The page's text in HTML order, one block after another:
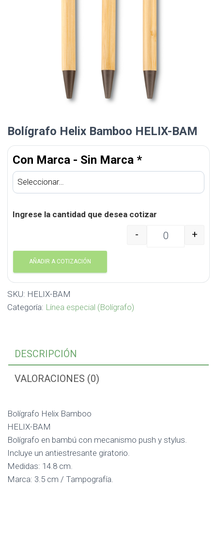
Bolígrafo Helix Bamboo HELIX-BAM
Con Marca - Sin Marca *
Ingrese la cantidad que desea cotizar
Bolígrafo Helix
- +
AÑADIR A COTIZACIÓN
SKU: HELIX-BAM
Categoría: Línea especial (Bolígrafo)
DESCRIPCIÓN
VALORACIONES (0)
Bolígrafo Helix Bamboo
HELIX-BAM
Bolígrafo en bambú con mecanismo push y stylus.
Incluye un antiestresante giratorio.
Medidas: 14.8 cm.
Marca: 3.5 cm / Tampografía.